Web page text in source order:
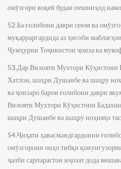
омӯзгори воқеӣ будан пешниҳод
52.Ба ғолибони даври сеюм ва
муқарраргардида аз ҳисоби
Ҷумҳурии Тоҷикистон ҷоиза ва
53.Дар Вилояти Мухтори Кӯҳистони
Хатлон, шаҳри Душанбе ва шаҳру
ва ҷоизаро барои ғолибони даври
Вилояти Мухтори Кӯҳистони
шаҳри Душанбе ва шаҳру ноҳияҳо
54.Ҷиҳати ҳавасмандгардонии
омӯзгорони онҳо тибқи
ҷалби сарпарастон иҷозат дода